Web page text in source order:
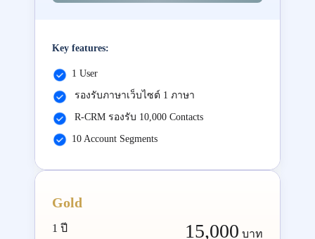
Key features:
1 User
รองรับภาษาเว็บไซต์ 1 ภาษา
R-CRM รองรับ 10,000 Contacts
10 Account Segments
Gold
1 ปี 15,000 บาท